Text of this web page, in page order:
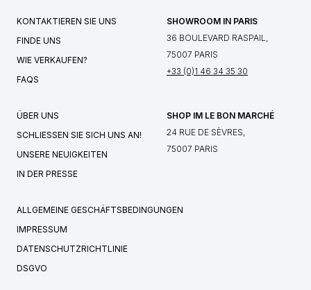
KONTAKTIEREN SIE UNS
FINDE UNS
WIE VERKAUFEN?
FAQS
SHOWROOM IN PARIS
36 BOULEVARD RASPAIL,
75007 PARIS
+33 (0)1 46 34 35 30
ÜBER UNS
SCHLIESSEN SIE SICH UNS AN!
UNSERE NEUIGKEITEN
IN DER PRESSE
SHOP IM LE BON MARCHÉ
24 RUE DE SÈVRES,
75007 PARIS
ALLGEMEINE GESCHÄFTSBEDINGUNGEN
IMPRESSUM
DATENSCHUTZRICHTLINIE
DSGVO